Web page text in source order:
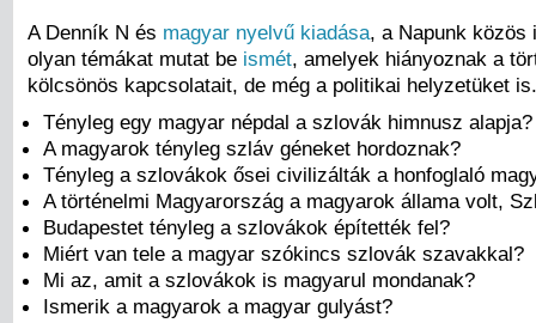
A Denník N és magyar nyelvű kiadása, a Napunk közös
olyan témákat mutat be ismét, amelyek hiányoznak a
kölcsönös kapcsolatait, de még a politikai helyzetüket
Tényleg egy magyar népdal a szlovák himnusz alapja?
A magyarok tényleg szláv géneket hordoznak?
Tényleg a szlovákok ősei civilizálták a honfoglaló
A történelmi Magyarország a magyarok állama volt,
Budapestet tényleg a szlovákok építették fel?
Miért van tele a magyar szókincs szlovák szavakkal?
Mi az, amit a szlovákok is magyarul mondanak?
Ismerik a magyarok a magyar gulyást?